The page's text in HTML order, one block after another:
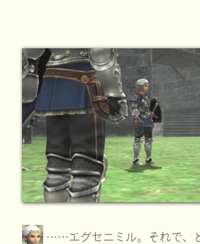
……エグセニミル。それで、